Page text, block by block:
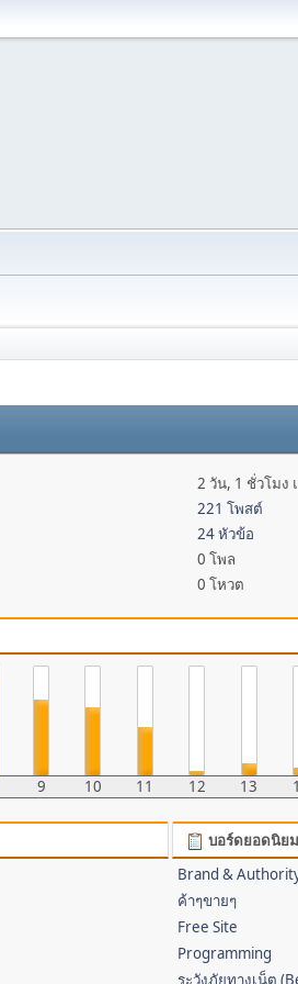
2 วัน, 1 ชั่วโมง
221 โพสต์
24 หัวข้อ
0 โพล
0 โหวต
9 10 11 12 13
บอร์ดยอดนิย
Brand &
ค้าๆขายๆ
Free Site
Programming
ระวังภัยทางเน็ต